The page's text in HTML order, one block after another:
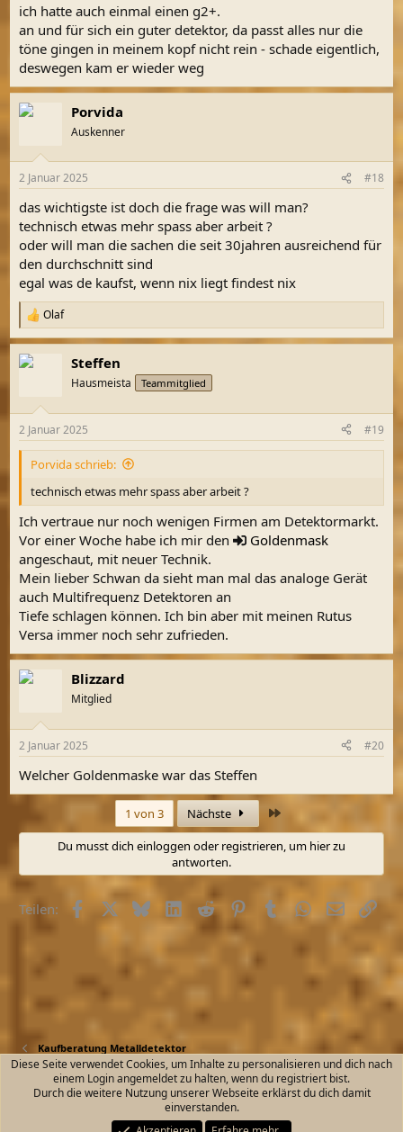
ich hatte auch einmal einen g2+.
an und für sich ein guter detektor, da passt alles nur die
töne gingen in meinem kopf nicht rein - schade eigentlich,
deswegen kam er wieder weg
Porvida
Auskenner
2 Januar 2025 #18
das wichtigste ist doch die frage was will man?
technisch etwas mehr spass aber arbeit ?
oder will man die sachen die seit 30jahren ausreichend für
den durchschnitt sind
egal was de kaufst, wenn nix liegt findest nix
R
e
a
k
e
n
Olaf
Steffen
Hausmeista Teammitglied
2 Januar 2025 #19
Porvida schrieb:
technisch etwas mehr spass aber arbeit ?
Ich vertraue nur noch wenigen Firmen am Detektormarkt.
Vor einer Woche habe ich mir den
Goldenmask
angeschaut, mit neuer Technik.
Mein lieber Schwan da sieht man mal das analoge Gerät
auch Multifrequenz Detektoren an
Tiefe schlagen können. Ich bin aber mit meinen Rutus
Versa immer noch sehr zufrieden.
Blizzard
Mitglied
2 Januar 2025 #20
Welcher Goldenmaske war das Steffen
1 von 3 Nächste
Du musst dich einloggen oder registrieren, um hier zu
antworten.
Teilen: FacebookX (Twitter)
BlueskyLinkedIn
Reddit PinterestTumblrWhatsApp
E-MailLink
Kaufberatung Metalldetektor
Kontakt Nutzungsbedingungen
Datenschutz
Start
R
S
Diese Seite verwendet Cookies, um Inhalte zu personalisieren und dich nach
einem Login angemeldet zu halten, wenn du registriert bist.
Durch die weitere Nutzung unserer Webseite erklärst du dich damit
einverstanden.